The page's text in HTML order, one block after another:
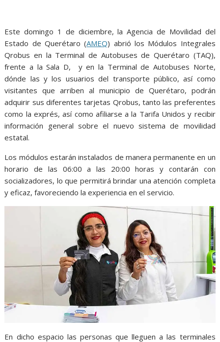
p g
Este domingo 1 de diciembre, la Agencia de Movilidad del
Estado de Querétaro (AMEQ) abrió los Módulos Integrales
Qrobus en la Terminal de Autobuses de Querétaro (TAQ),
frente a la Sala D, y en la Terminal de Autobuses Norte,
dónde las y los usuarios del transporte público, así como
visitantes que arriben al municipio de Querétaro, podrán
adquirir sus diferentes tarjetas Qrobus, tanto las preferentes
como la exprés, así como afiliarse a la Tarifa Unidos y recibir
información general sobre el nuevo sistema de movilidad
estatal.
Los módulos estarán instalados de manera permanente en un
horario de las 06:00 a las 20:00 horas y contarán con
socializadores, lo que permitirá brindar una atención completa
y eficaz, favoreciendo la experiencia en el servicio.
En dicho espacio las personas que lleguen a las terminales